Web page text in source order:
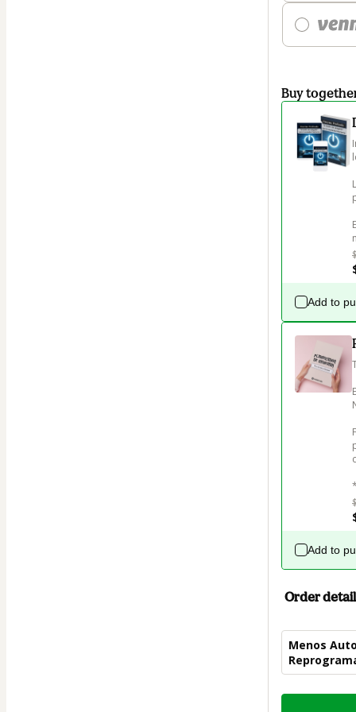
Buy
Add to
Add to
Order
Menos
Total